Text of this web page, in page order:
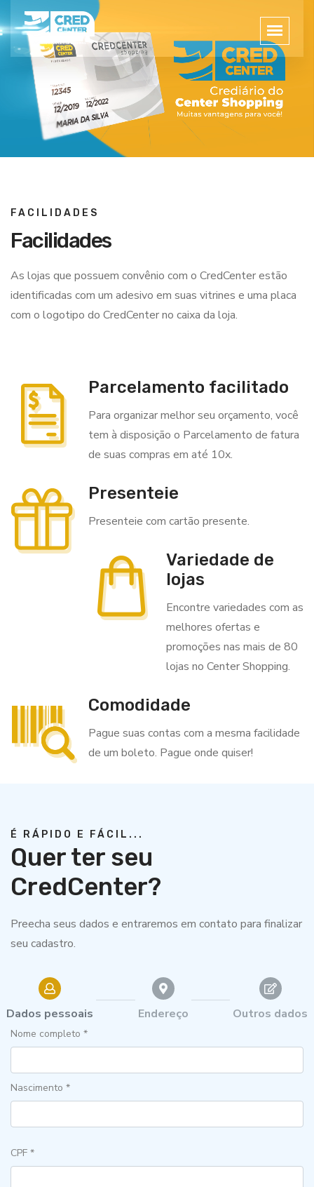
FACILIDADES
Facilidades
As lojas que possuem convênio com o CredCenter estão
identificadas com um adesivo em suas vitrines e uma placa
com o logotipo do CredCenter no caixa da loja.
Parcelamento facilitado
Para organizar melhor seu orçamento, você
tem à disposição o Parcelamento de fatura
de suas compras em até 10x.
Presenteie
Presenteie com cartão presente.
Variedade de
lojas
Encontre variedades com as
melhores ofertas e
promoções nas mais de 80
lojas no Center Shopping.
Comodidade
Pague suas contas com a mesma facilidade
de um boleto. Pague onde quiser!
É RÁPIDO E FÁCIL...
Quer ter seu
CredCenter?
Preecha seus dados e entraremos em contato para finalizar
seu cadastro.
Dados pessoais Endereço Outros dados
Nome completo *
Nascimento *
CPF *